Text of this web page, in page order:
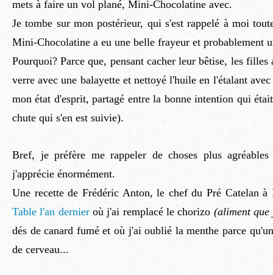
mets à faire un vol plané, Mini-Chocolatine avec.
Je tombe sur mon postérieur, qui s'est rappelé à moi
Mini-Chocolatine a eu une belle frayeur et probablement
Pourquoi? Parce que, pensant cacher leur bêtise, les filles
verre avec une balayette et nettoyé l'huile en l'étalant
mon état d'esprit, partagé entre la bonne intention qui
chute qui s'en est suivie).
Bref, je préfère me rappeler de choses plus
j'apprécie énormément.
Une recette de Frédéric Anton, le chef du Pré Catelan
Table l'an dernieroù j'ai remplacé le chorizo (aliment
dés de canard fumé et où j'ai oublié la menthe parce
de cerveau...